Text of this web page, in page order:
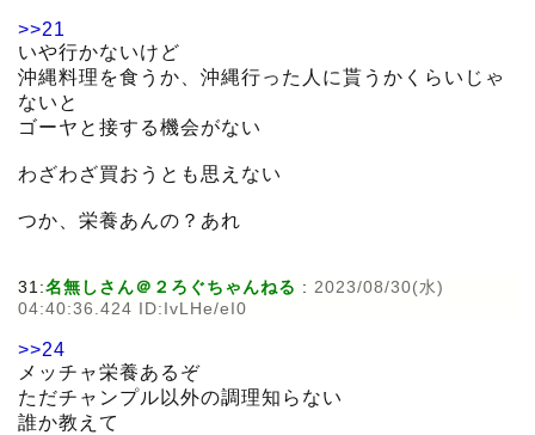
>>21
いや行かないけど
沖縄料理を食うか、沖縄行った人に貰うかくらいじゃ
ないと
ゴーヤと接する機会がない
わざわざ買おうとも思えない
つか、栄養あんの？あれ
31:名無しさん＠２ろぐちゃんねる : 2023/08/30(水)
04:40:36.424 ID:IvLHe/eI0
>>24
メッチャ栄養あるぞ
ただチャンプル以外の調理知らない
誰か教えて